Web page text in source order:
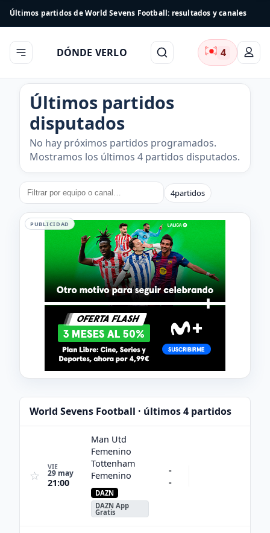
Últimos partidos de World Sevens Football: resultados y canales
DÓNDE VERLO 4
Últimos partidos
disputados
No hay próximos partidos programados.
Mostramos los últimos 4 partidos disputados.
4partidos
PUBLICIDAD
World Sevens Football · últimos 4 partidos
☆
VIE
29 may
21:00
Man Utd
Femenino
Tottenham
Femenino
DAZN
DAZN App
Gratis
-
-